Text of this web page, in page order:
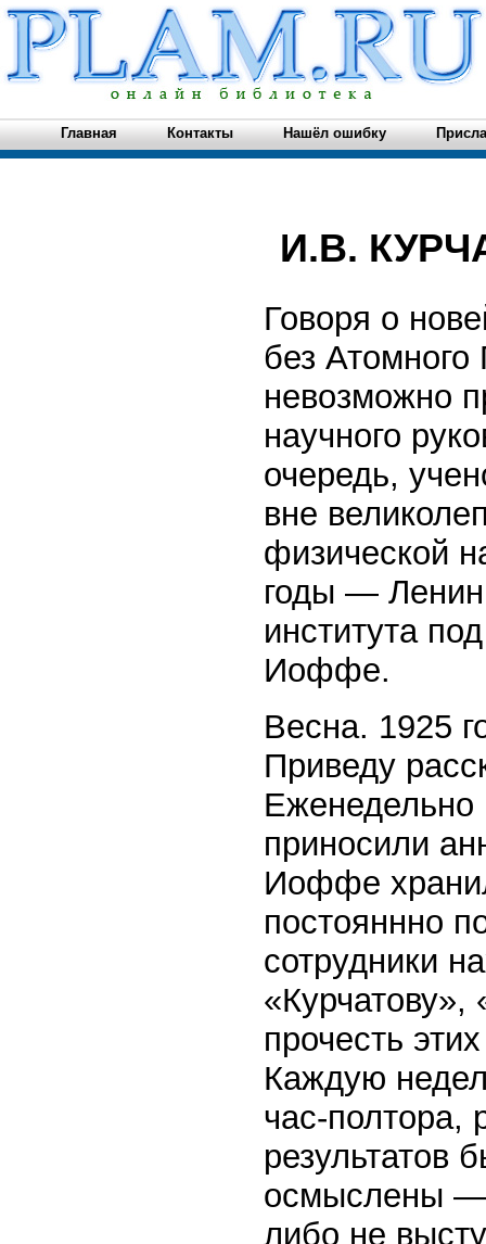
Главная Контакты Нашёл ошибку
И.В.
Говоря о
без
невозможно
научного
очередь,
вне
физической
годы —
института
Иоффе.
Весна. 1925
Приведу
приносили
Иоффе
постояннно
сотрудники
прочесть
Каждую
час-полтора,
результатов
осмыслены —
либо не